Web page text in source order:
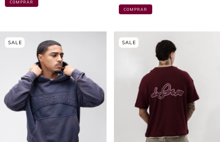
COMPRAR
COMPRAR